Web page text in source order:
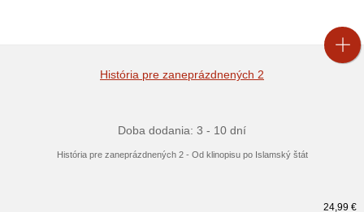
História pre zaneprázdnených 2
Doba dodania: 3 - 10 dní
História pre zaneprázdnených 2 - Od klinopisu po Islamský štát
24,99 €